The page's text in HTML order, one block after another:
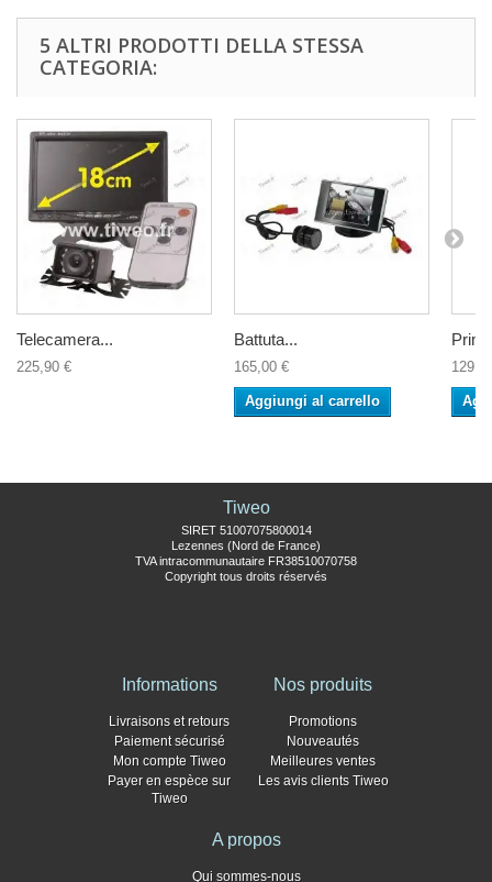
5 ALTRI PRODOTTI DELLA STESSA
CATEGORIA:
Telecamera...
225,90 €
Battuta...
165,00 €
Aggiungi al carrello
Tiweo
SIRET 51007075800014
Lezennes (Nord de France)
TVA intracommunautaire FR38510070758
Copyright tous droits réservés
Informations
Livraisons et retours
Paiement sécurisé
Mon compte Tiweo
Payer en espèce sur
Tiweo
Nos produits
Promotions
Nouveautés
Meilleures ventes
Les avis clients Tiweo
A propos
Qui sommes-nous